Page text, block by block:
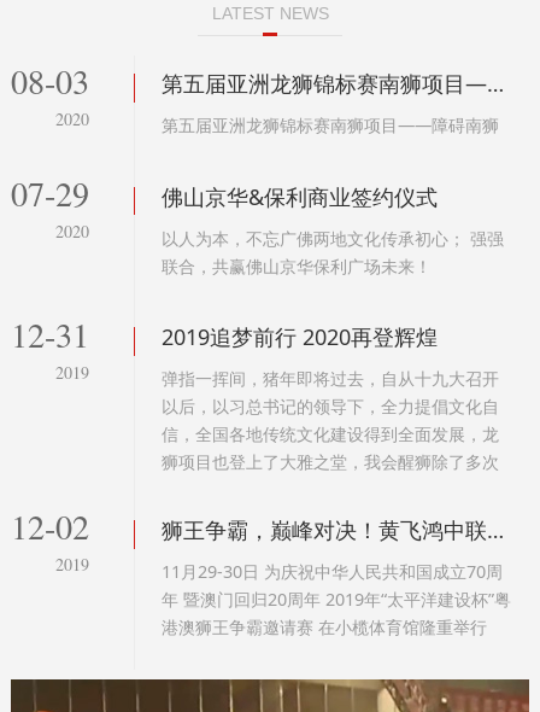
LATEST NEWS
08-03
2020
第五届亚洲龙狮锦标赛南狮项目——障碍南狮
第五届亚洲龙狮锦标赛南狮项目——障碍南狮
07-29
2020
佛山京华&保利商业签约仪式
以人为本，不忘广佛两地文化传承初心； 强强
联合，共赢佛山京华保利广场未来！
12-31
2019
2019追梦前行 2020再登辉煌
弹指一挥间，猪年即将过去，自从十九大召开
以后，以习总书记的领导下，全力提倡文化自
信，全国各地传统文化建设得到全面发展，龙
狮项目也登上了大雅之堂，我会醒狮除了多次
12-02
2019
狮王争霸，巅峰对决！黄飞鸿中联醒狮为 2019年“太平洋建设杯”粤港澳狮王争霸邀请赛开幕式献上精彩表演
11月29-30日 为庆祝中华人民共和国成立70周
年 暨澳门回归20周年 2019年“太平洋建设杯”粤
港澳狮王争霸邀请赛 在小榄体育馆隆重举行